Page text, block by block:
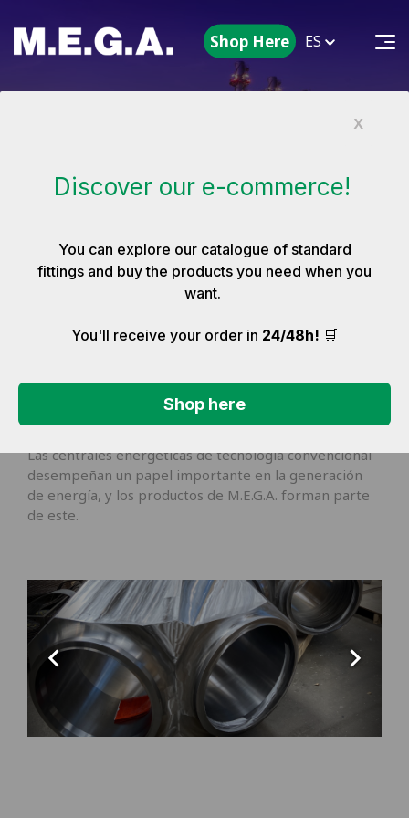
Shop Here ES
eléctricas
Centrales eléctricas
convencionales
Las centrales energéticas de tecnología convencional
desempeñan un papel importante en la generación
de energía, y los productos de M.E.G.A. forman parte
de este.
X
Discover our e-commerce!
You can explore our catalogue of standard
fittings and buy the products you need when you
want.
You'll receive your order in 24/48h! 🛒
Shop here